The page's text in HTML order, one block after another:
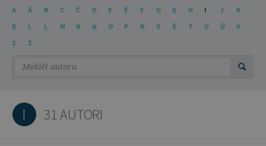
A Ā B C Č D E Ē F G Ģ H I J
K
Ķ
L Ļ M N Ņ O P R S Š T U Ū
V
Z
Ž
I 31 AUTORI